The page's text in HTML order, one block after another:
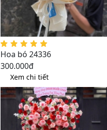
Hoa bó 24336
300.000đ
Xem chi tiết